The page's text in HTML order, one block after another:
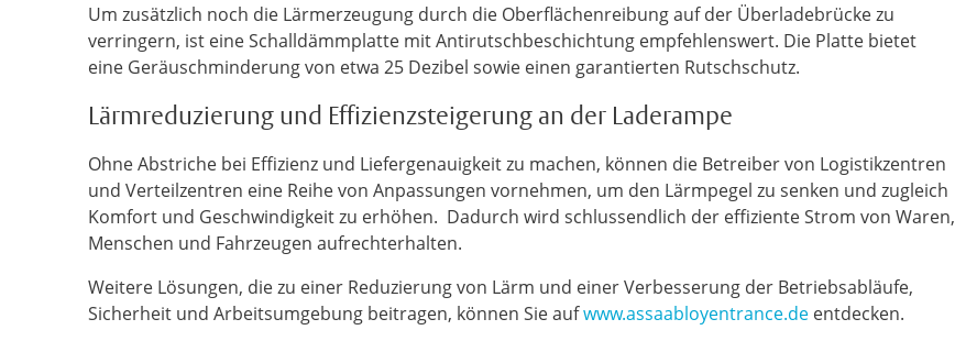
Um zusätzlich noch die Lärmerzeugung durch die Oberflächenreibung auf der Überladebrücke zu
verringern, ist eine Schalldämmplatte mit Antirutschbeschichtung empfehlenswert. Die Platte bietet
eine Geräuschminderung von etwa 25 Dezibel sowie einen garantierten Rutschschutz.
Lärmreduzierung und Effizienzsteigerung an der Laderampe
Ohne Abstriche bei Effizienz und Liefergenauigkeit zu machen, können die Betreiber von Logistikzentren
und Verteilzentren eine Reihe von Anpassungen vornehmen, um den Lärmpegel zu senken und zugleich
Komfort und Geschwindigkeit zu erhöhen. Dadurch wird schlussendlich der effiziente Strom von Waren,
Menschen und Fahrzeugen aufrechterhalten.
Weitere Lösungen, die zu einer Reduzierung von Lärm und einer Verbesserung der Betriebsabläufe,
Sicherheit und Arbeitsumgebung beitragen, können Sie aufwww.assaabloyentrance.de entdecken.